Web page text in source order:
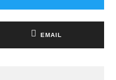
EMAIL